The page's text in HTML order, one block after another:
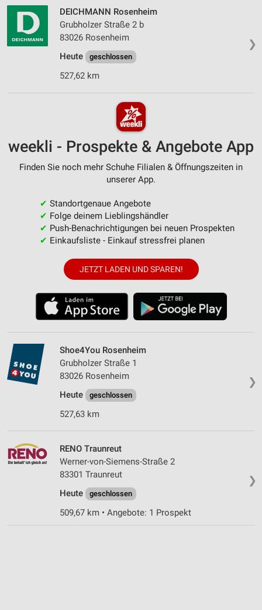
❯
DEICHMANN Rosenheim
Grubholzer Straße 2 b
83026 Rosenheim
Heute
geschlossen
527,62 km
weekli - Prospekte & Angebote App
Finden Sie noch mehr Schuhe Filialen & Öffnungszeiten in
unserer App.
✔ Standortgenaue Angebote
✔ Folge deinem Lieblingshändler
✔ Push-Benachrichtigungen bei neuen Prospekten
✔ Einkaufsliste - Einkauf stressfrei planen
JETZT LADEN UND SPAREN!
❯
Shoe4You Rosenheim
Grubholzer Straße 1
83026 Rosenheim
Heute
geschlossen
527,63 km
❯
RENO Traunreut
Werner-von-Siemens-Straße 2
83301 Traunreut
Heute
geschlossen
509,67 km • Angebote: 1 Prospekt